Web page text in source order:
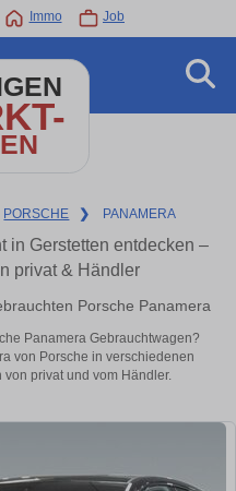
Immo Job
PORSCHE ❯ PANAMERA
in Gerstetten entdecken –
privat & Händler
Porsche Panamera
Panamera Gebrauchtwagen?
von Porsche in verschiedenen
privat und vom Händler.